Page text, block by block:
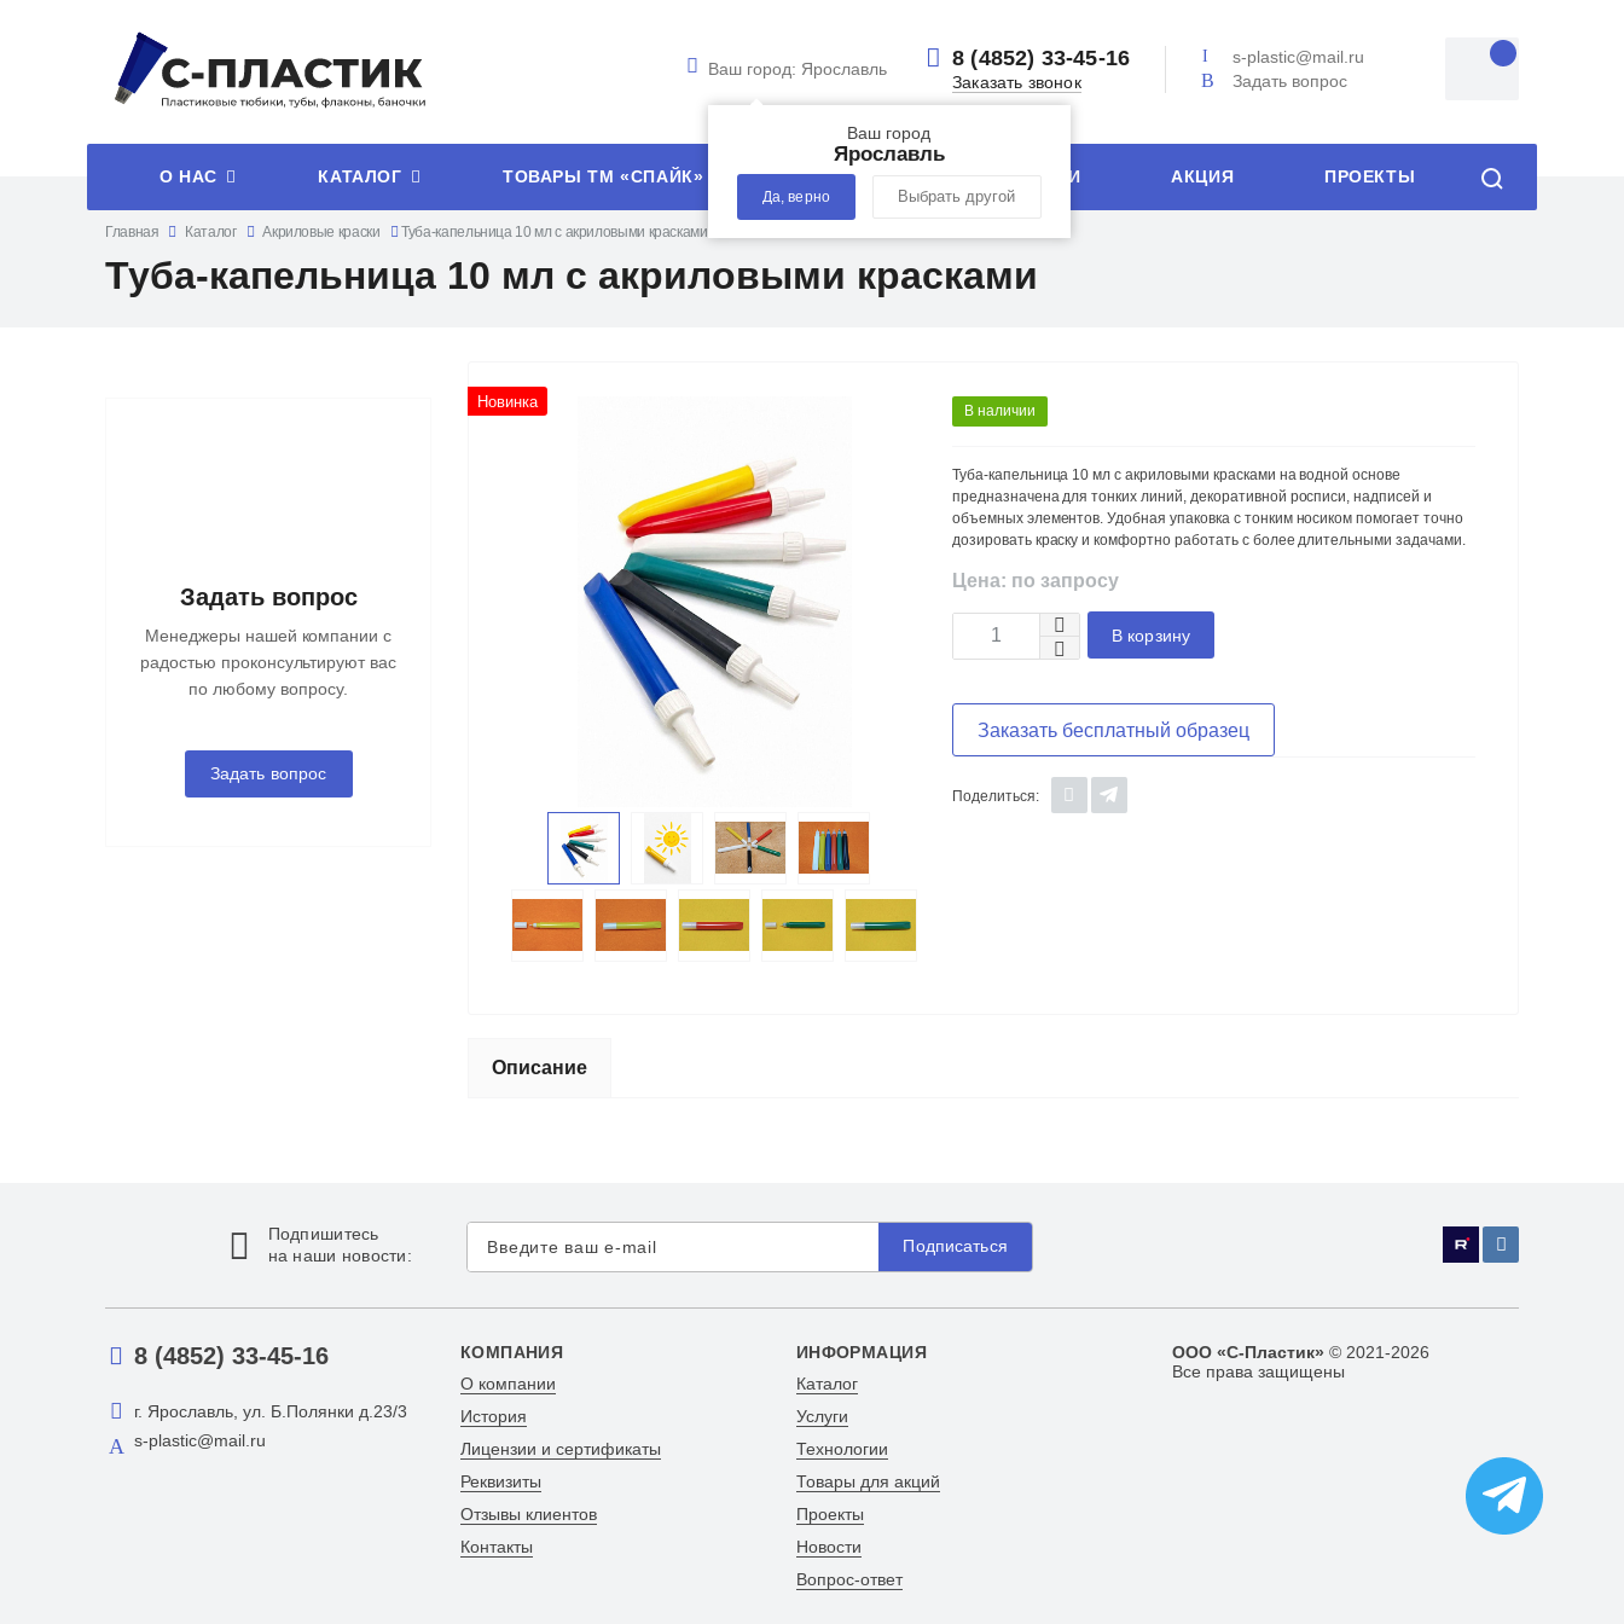
Ваш город: Ярославль
Ваш город
Ярославль
Да, верно Выбрать другой
8 (4852) 33-45-16
Заказать звонок
s-plastic@mail.ru
Задать вопрос
О НАС КАТАЛОГ ТОВАРЫ ТМ «СПАЙК» УСЛУГИ ТЕХНОЛОГИИ АКЦИЯ ПРОЕКТЫ
Главная Каталог Акриловые краски Туба-капельница 10 мл с акриловыми красками
Туба-капельница 10 мл с акриловыми красками
Задать вопрос
Менеджеры нашей компании с
радостью проконсультируют вас
по любому вопросу.
Задать вопрос
Новинка
В наличии
Туба-капельница 10 мл с акриловыми красками на водной основе
предназначена для тонких линий, декоративной росписи, надписей и
объемных элементов. Удобная упаковка с тонким носиком помогает точно
дозировать краску и комфортно работать с более длительными задачами.
Цена: по запросу
В корзину
Заказать бесплатный образец
Поделиться:
Описание
Подпишитесь
на наши новости:
Подписаться
8 (4852) 33-45-16
г. Ярославль, ул. Б.Полянки д.23/3
s-plastic@mail.ru
КОМПАНИЯ
О компании
История
Лицензии и сертификаты
Реквизиты
Отзывы клиентов
Контакты
ИНФОРМАЦИЯ
Каталог
Услуги
Технологии
Товары для акций
Проекты
Новости
Вопрос-ответ
ООО «С-Пластик» © 2021-2026
Все права защищены